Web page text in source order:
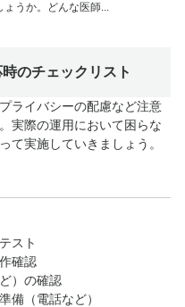
うか。どんな医師...
のチェックリスト
ライバシーの配慮など注意
実際の運用において困らな
て実施していきましょう。
スト
確認
）の確認
備（電話など）